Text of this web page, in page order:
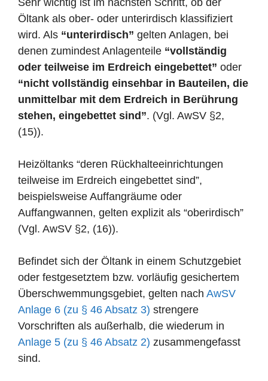
Öltank als ober- oder unterirdisch klassifiziert
wird. Als “unterirdisch” gelten Anlagen, bei
denen zumindest Anlagenteile “vollständig
oder teilweise im Erdreich eingebettet” oder
“nicht vollständig einsehbar in Bauteilen, die
unmittelbar mit dem Erdreich in Berührung
stehen, eingebettet sind”. (Vgl. AwSV §2,
(15)).
Heizöltanks “deren Rückhalteeinrichtungen
teilweise im Erdreich eingebettet sind”,
beispielsweise Auffangräume oder
Auffangwannen, gelten explizit als “oberirdisch”
(Vgl. AwSV §2, (16)).
Befindet sich der Öltank in einem Schutzgebiet
oder festgesetztem bzw. vorläufig gesichertem
Überschwemmungsgebiet, gelten nach AwSV
Anlage 6 (zu § 46 Absatz 3) strengere
Vorschriften als außerhalb, die wiederum in
Anlage 5 (zu § 46 Absatz 2) zusammengefasst
sind.